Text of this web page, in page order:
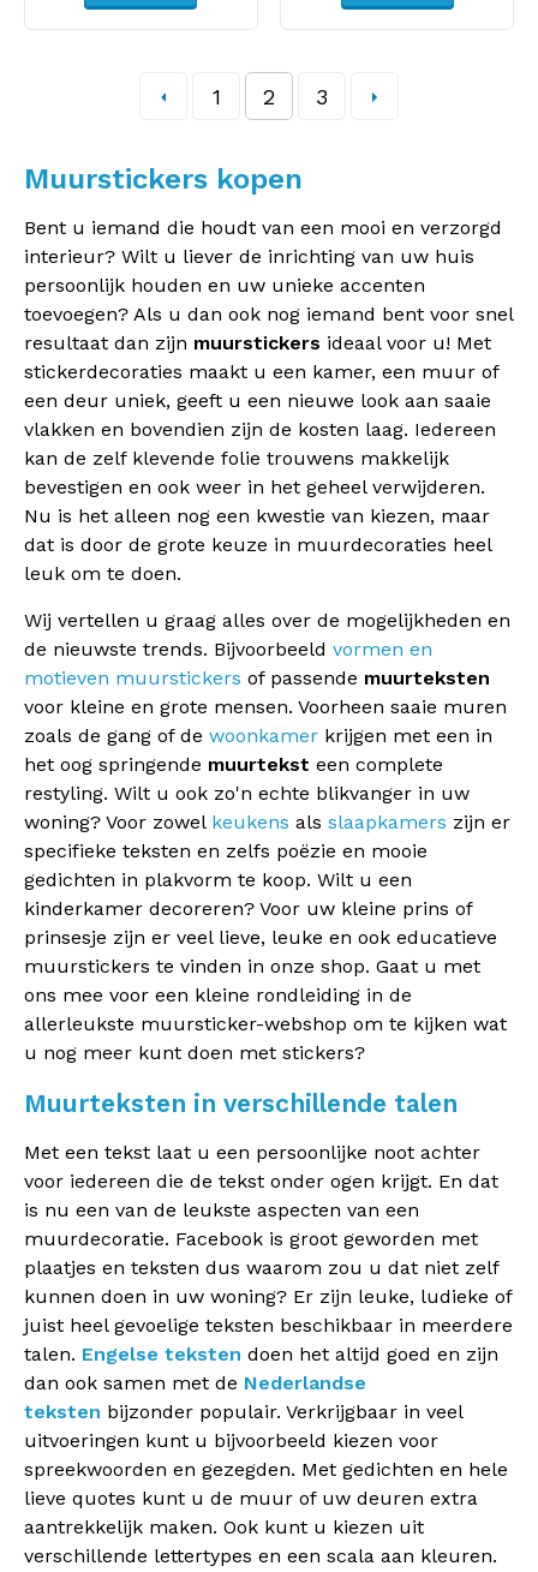
1 2 3
Muurstickers kopen
Bent u iemand die houdt van een mooi en verzorgd
interieur? Wilt u liever de inrichting van uw huis
persoonlijk houden en uw unieke accenten
toevoegen? Als u dan ook nog iemand bent voor snel
resultaat dan zijn muurstickers ideaal voor u! Met
stickerdecoraties maakt u een kamer, een muur of
een deur uniek, geeft u een nieuwe look aan saaie
vlakken en bovendien zijn de kosten laag. Iedereen
kan de zelf klevende folie trouwens makkelijk
bevestigen en ook weer in het geheel verwijderen.
Nu is het alleen nog een kwestie van kiezen, maar
dat is door de grote keuze in muurdecoraties heel
leuk om te doen.
Wij vertellen u graag alles over de mogelijkheden en
de nieuwste trends. Bijvoorbeeld vormen en
motieven muurstickers of passende muurteksten
voor kleine en grote mensen. Voorheen saaie muren
zoals de gang of de woonkamer krijgen met een in
het oog springende muurtekst een complete
restyling. Wilt u ook zo'n echte blikvanger in uw
woning? Voor zowel keukens als slaapkamers zijn er
specifieke teksten en zelfs poëzie en mooie
gedichten in plakvorm te koop. Wilt u een
kinderkamer decoreren? Voor uw kleine prins of
prinsesje zijn er veel lieve, leuke en ook educatieve
muurstickers te vinden in onze shop. Gaat u met
ons mee voor een kleine rondleiding in de
allerleukste muursticker-webshop om te kijken wat
u nog meer kunt doen met stickers?
Muurteksten in verschillende talen
Met een tekst laat u een persoonlijke noot achter
voor iedereen die de tekst onder ogen krijgt. En dat
is nu een van de leukste aspecten van een
muurdecoratie. Facebook is groot geworden met
plaatjes en teksten dus waarom zou u dat niet zelf
kunnen doen in uw woning? Er zijn leuke, ludieke of
juist heel gevoelige teksten beschikbaar in meerdere
talen. Engelse teksten doen het altijd goed en zijn
dan ook samen met de Nederlandse
teksten bijzonder populair. Verkrijgbaar in veel
uitvoeringen kunt u bijvoorbeeld kiezen voor
spreekwoorden en gezegden. Met gedichten en hele
lieve quotes kunt u de muur of uw deuren extra
aantrekkelijk maken. Ook kunt u kiezen uit
verschillende lettertypes en een scala aan kleuren.